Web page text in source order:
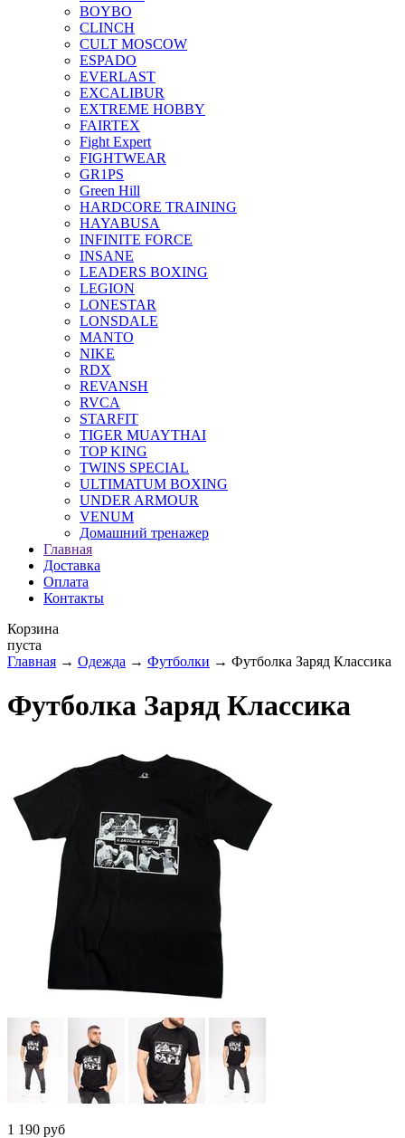
BOYBO
CLINCH
CULT MOSCOW
ESPADO
EVERLAST
EXCALIBUR
EXTREME HOBBY
FAIRTEX
Fight Expert
FIGHTWEAR
GR1PS
Green Hill
HARDCORE TRAINING
HAYABUSA
INFINITE FORCE
INSANE
LEADERS BOXING
LEGION
LONESTAR
LONSDALE
MANTO
NIKE
RDX
REVANSH
RVCA
STARFIT
TIGER MUAYTHAI
TOP KING
TWINS SPECIAL
ULTIMATUM BOXING
UNDER ARMOUR
VENUM
Домашний тренажер
Главная
Доставка
Оплата
Контакты
Корзина
пуста
Главная → Одежда → Футболки → Футболка Заряд Классика
Футболка Заряд Классика
1 190 руб